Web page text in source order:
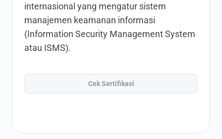
internasional yang mengatur sistem
manajemen keamanan informasi
(Information Security Management System
atau ISMS).
Cek Sertifikasi